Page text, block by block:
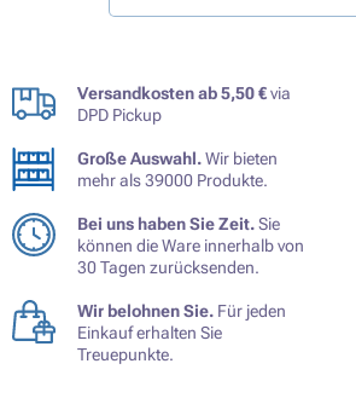
Versandkosten ab 5,50 €via
DPD Pickup
Große Auswahl.Wir bieten
mehr als 39000 Produkte.
Bei uns haben Sie Zeit.Sie
können die Ware innerhalb von
30 Tagen zurücksenden.
Wir belohnen Sie. Für jeden
Einkauf erhalten Sie
Treuepunkte.